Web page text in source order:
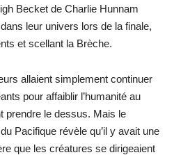
Becket de Charlie Hunnam
leur univers lors de la finale,
et scellant la Brèche.
allaient simplement continuer
pour affaiblir l’humanité au
prendre le dessus. Mais le
Pacifique révèle qu’il y avait une
que les créatures se dirigeaient